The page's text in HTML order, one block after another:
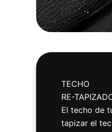
TECHO
RE-
El techo de
tapizar el